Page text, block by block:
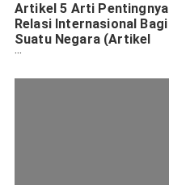
Artikel 5 Arti Pentingnya
Relasi Internasional Bagi
Suatu Negara (Artikel
Lengkap)